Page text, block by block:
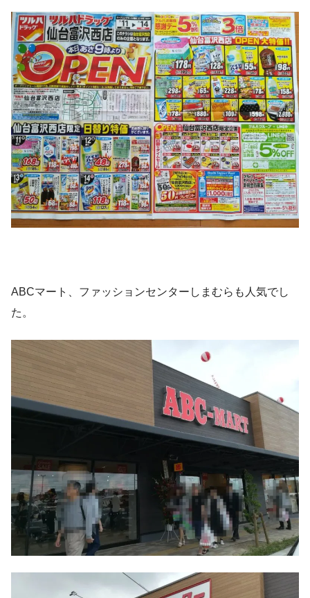
ABCマート、ファッションセンターしまむらも人気でし
た。